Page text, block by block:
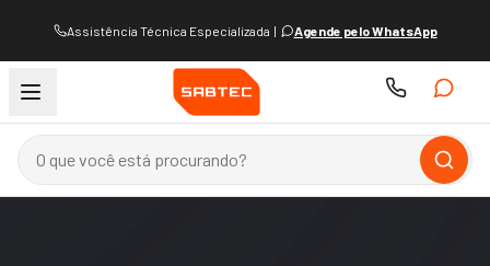
Assistência Técnica Especializada | Agende pelo WhatsApp